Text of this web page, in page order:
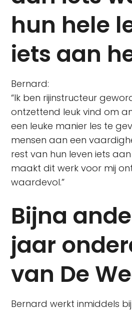
hun hele
iets aan
Bernard:
“Ik ben rijinstructeur
ontzettend leuk vind om
een leuke manier les te
mensen aan een
rest van hun leven iets
maakt dit werk voor mij
waardevol.”
Bijna
jaar
van De
Bernard werkt inmiddels